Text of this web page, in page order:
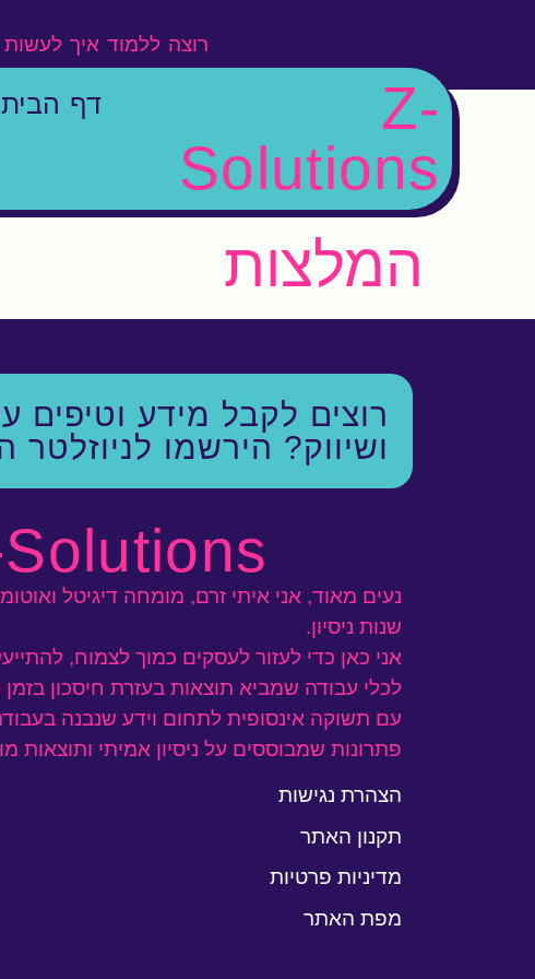
רוצה ללמוד איך
דף הבית
Z-
Solutions
המלצות
רוצים לקבל מידע וטיפים
ושיווק? הירשמו לניוזלטר
שנות ניסיון.
אני כאן כדי לעזור לעסקים כמוך לצמוח,
לכלי עבודה שמביא תוצאות בעזרת חיסכון בזמן
עם תשוקה אינסופית לתחום וידע שנבנה
פתרונות שמבוססים על ניסיון אמיתי ותוצאות
הצהרת נגישות
תקנון האתר
מדיניות פרטיות
מפת האתר